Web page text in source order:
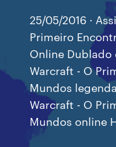
25/05/2016 ·
Primeiro
Online Dublado
Warcraft - O
Mundos
Warcraft - O
Mundos online